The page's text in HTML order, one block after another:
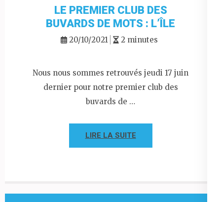
LE PREMIER CLUB DES
BUVARDS DE MOTS : L’ÎLE
20/10/2021 2 minutes
Nous nous sommes retrouvés jeudi 17 juin
dernier pour notre premier club des
buvards de …
LIRE LA SUITE